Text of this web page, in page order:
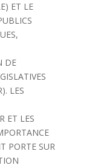
ET LE
DE
LES
ET LES
PORTE SUR